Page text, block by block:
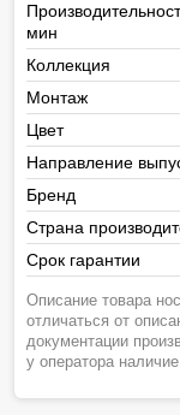
мин
Коллекция
Монтаж
Цвет
Направление
Бренд
Страна
Срок гарантии
Описание товара
отличаться от
документации
у оператора